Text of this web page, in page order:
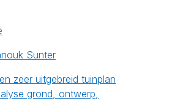
Sunter
zeer uitgebreid tuinplan
grond, ontwerp,